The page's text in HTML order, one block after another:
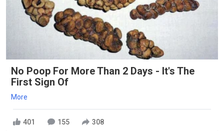
No Poop For More Than 2 Days - It's The
First Sign Of
More
401 155 308